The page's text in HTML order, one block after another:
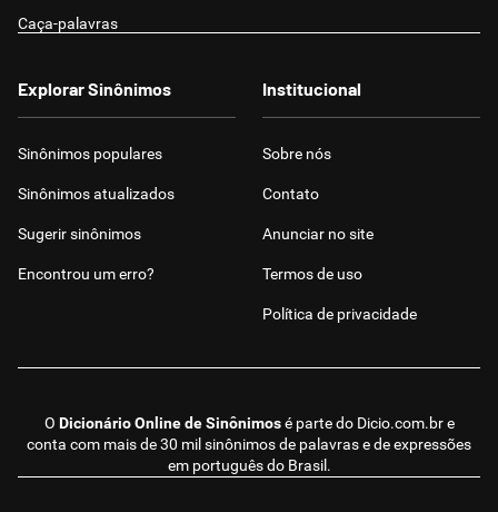
Caça-palavras
O Dicionário Online de Sinônimosé parte do Dicio.com.bre
conta com mais de 30 mil sinônimos de palavras e de expressões
em português do Brasil.
Explorar Sinônimos
Sinônimos populares
Sinônimos atualizados
Sugerir sinônimos
Encontrou um erro?
Institucional
Sobre nós
Contato
Anunciar no site
Termos de uso
Política de privacidade